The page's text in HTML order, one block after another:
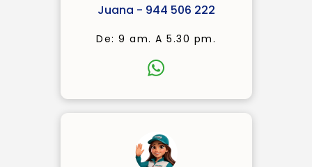
Juana - 944 506 222
De: 9 am. A 5.30 pm.